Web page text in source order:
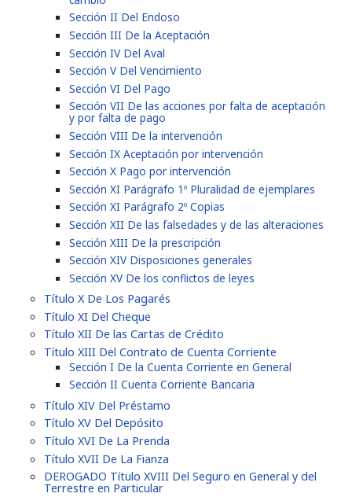
Sección II Del Endoso
Sección III De la Aceptación
Sección IV Del Aval
Sección V Del Vencimiento
Sección VI Del Pago
Sección VII De las acciones por falta de aceptación
y por falta de pago
Sección VIII De la intervención
Sección IX Aceptación por intervención
Sección X Pago por intervención
Sección XI Parágrafo 1º Pluralidad de ejemplares
Sección XI Parágrafo 2º Copias
Sección XII De las falsedades y de las alteraciones
Sección XIII De la prescripción
Sección XIV Disposiciones generales
Sección XV De los conflictos de leyes
Título X De Los Pagarés
Título XI Del Cheque
Título XII De las Cartas de Crédito
Título XIII Del Contrato de Cuenta Corriente
Sección I De la Cuenta Corriente en General
Sección II Cuenta Corriente Bancaria
Título XIV Del Préstamo
Título XV Del Depósito
Título XVI De La Prenda
Título XVII De La Fianza
DEROGADO Título XVIII Del Seguro en General y del
Terrestre en Particular